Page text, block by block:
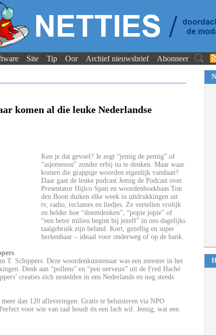
Site Tip Oor Archief nieuwsbrief Abonneer
komen al die leuke Nederlandse
Ken je dat gevoel? Je zegt “jemig de pemig” of
“asjemenou” zonder erbij na te denken. Maar waar
komen die grappige woorden eigenlijk vandaan?
Daar gaat de leuke podcast Jemig de Podcast over.
Presentator Hijlco Span en woordenboekbaas Ton
den Boon duiken elke week in uitdrukkingen uit
tv, radio, reclames en liedjes. Ze vertellen vrolijk
en helder hoe “doemdenken”, “popie jopie” of
“een beter milieu begint bij jezelf” in ons dagelijks
taalgebruik zijn beland. Kort, gezellig en super
herkenbaar – ideaal voor onderweg of op de bank.
T. Schippers. Deze woordenkunstenaar was een meester in het
Denk aan “pollens” en “peu nerveux” uit de Fred Haché
creaties zich nestelden in ons Nederlands en nog steeds
dan 120 afleveringen. Gratis te beluisteren via NPO
voor wie van taal houdt én een lach wil. Jemig, wat een